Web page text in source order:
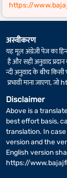
https://
अस्वीकरण
यह मूल अंग्रेज़ी पेज का
है और सही अनुवाद
न्दी अनुवाद के बीच
प्रभावी माना जाएगा, जो
Disclaimer
Above is a
best effort basis,
translation. In
version and the
English version
https://